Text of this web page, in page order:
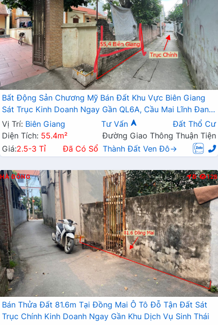
Bất Động Sản Chương Mỹ Bán Đất Khu Vực Biên Giang
Sát Trục Kinh Doanh Ngay Gần QL6A, Cầu Mai Lĩnh Đang
Mở Rộng
Vị Trí: Biên Giang Tư Vấn
Đất Thổ Cư
Diện Tích: 55.4m²
Đường Giao Thông Thuận Tiện
Giá:2.5-3 Tỉ Đã Có Sổ Thành Đất Ven Đô→
HÀ ĐÔNG Đ 128
Bán Thửa Đất 81.6m Tại Đồng Mai Ô Tô Đỗ Tận Đất Sát
Trục Chính Kinh Doanh Ngay Gần Khu Dịch Vụ Sinh Thái